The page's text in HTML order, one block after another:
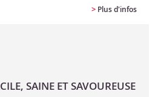
> Plus d'infos
SAINE ET SAVOUREUSE